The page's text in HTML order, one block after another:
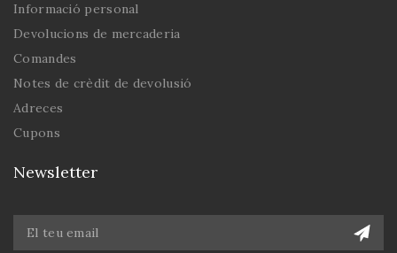
Informació personal
Devolucions de mercaderia
Comandes
Notes de crèdit de devolusió
Adreces
Cupons
Newsletter